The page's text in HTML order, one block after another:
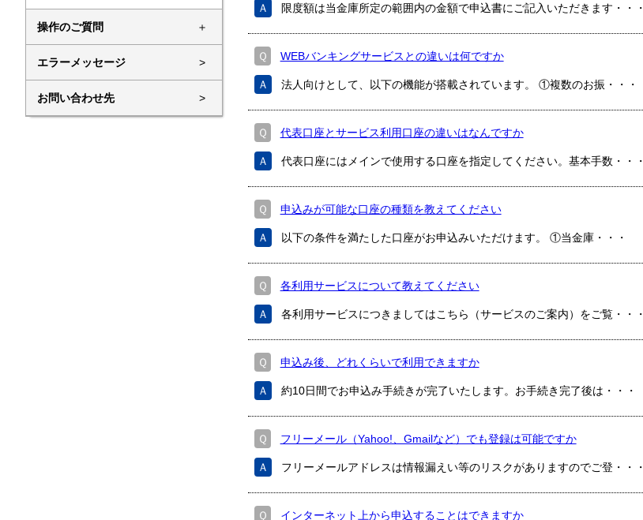
操作のご質問 ＋
エラーメッセージ >
お問い合わせ先 >
Ａ 限度額は当金庫所定の範囲内の金額で申込書にご記入いただきます・・・
Ｑ WEBバンキングサービスとの違いは何ですか
Ａ 法人向けとして、以下の機能が搭載されています。 ①複数のお振・・・
Ｑ 代表口座とサービス利用口座の違いはなんですか
Ａ 代表口座にはメインで使用する口座を指定してください。基本手数・・・
Ｑ 申込みが可能な口座の種類を教えてください
Ａ 以下の条件を満たした口座がお申込みいただけます。 ①当金庫・・・
Ｑ 各利用サービスについて教えてください
Ａ 各利用サービスにつきましてはこちら（サービスのご案内）をご覧・・・
Ｑ 申込み後、どれくらいで利用できますか
Ａ 約10日間でお申込み手続きが完了いたします。お手続き完了後は・・・
Ｑ フリーメール（Yahoo!、Gmailなど）でも登録は可能ですか
Ａ フリーメールアドレスは情報漏えい等のリスクがありますのでご登・・・
Ｑ インターネット上から申込することはできますか